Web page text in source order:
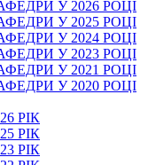
У 2026 РОЦІ
У 2025 РОЦІ
У 2024 РОЦІ
У 2023 РОЦІ
У 2021 РОЦІ
У 2020 РОЦІ
РІК
РІК
РІК